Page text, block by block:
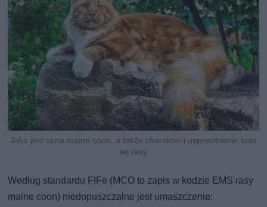
Jaka jest cena maine coon, a także charakter i usposobienie kota
tej rasy
Według standardu FIFe (MCO to zapis w kodzie EMS rasy
maine coon) niedopuszczalne jest umaszczenie: